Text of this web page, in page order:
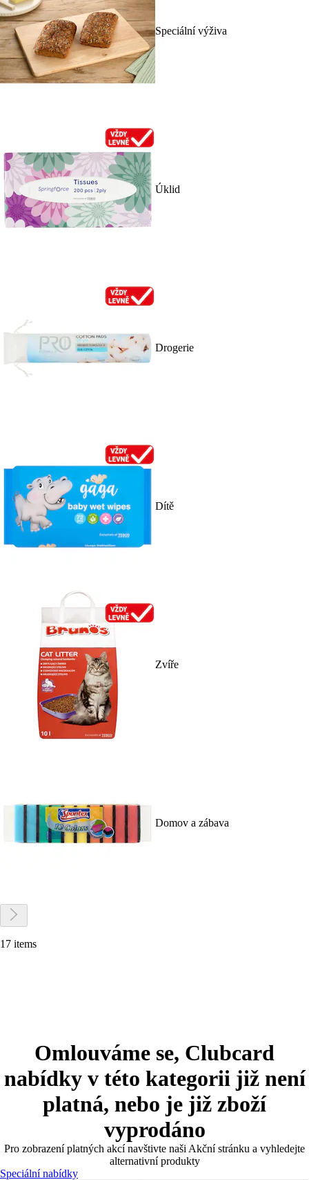
Speciální výživa
Úklid
Drogerie
Dítě
Zvíře
Domov a zábava
17 items
Omlouváme se, Clubcard
nabídky v této kategorii již není
platná, nebo je již zboží
vyprodáno
Pro zobrazení platných akcí navštivte naši Akční stránku a vyhledejte
alternativní produkty
Speciální nabídky